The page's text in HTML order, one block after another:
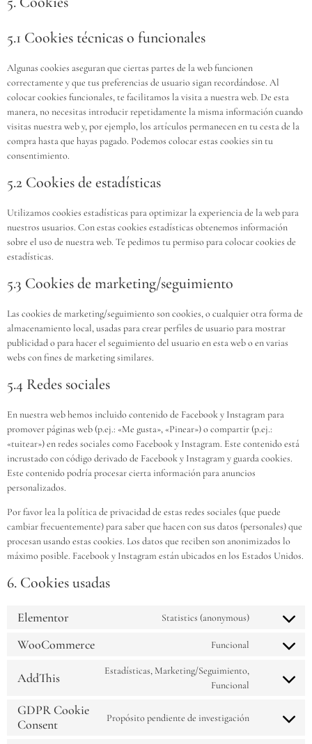
5.1 Cookies técnicas o funcionales
Algunas cookies aseguran que ciertas partes de la web funcionen
correctamente y que tus preferencias de usuario sigan recordándose. Al
colocar cookies funcionales, te facilitamos la visita a nuestra web. De esta
manera, no necesitas introducir repetidamente la misma información cuando
visitas nuestra web y, por ejemplo, los artículos permanecen en tu cesta de la
compra hasta que hayas pagado. Podemos colocar estas cookies sin tu
consentimiento.
5.2 Cookies de estadísticas
Utilizamos cookies estadísticas para optimizar la experiencia de la web para
nuestros usuarios. Con estas cookies estadísticas obtenemos información
sobre el uso de nuestra web. Te pedimos tu permiso para colocar cookies de
estadísticas.
5.3 Cookies de marketing/seguimiento
Las cookies de marketing/seguimiento son cookies, o cualquier otra forma de
almacenamiento local, usadas para crear perfiles de usuario para mostrar
publicidad o para hacer el seguimiento del usuario en esta web o en varias
webs con fines de marketing similares.
5.4 Redes sociales
En nuestra web hemos incluido contenido de Facebook y Instagram para
promover páginas web (p.ej.: «Me gusta», «Pinear») o compartir (p.ej.:
«tuitear») en redes sociales como Facebook y Instagram. Este contenido está
incrustado con código derivado de Facebook y Instagram y guarda cookies.
Este contenido podría procesar cierta información para anuncios
personalizados.
Por favor lea la política de privacidad de estas redes sociales (que puede
cambiar frecuentemente) para saber que hacen con sus datos (personales) que
procesan usando estas cookies. Los datos que reciben son anonimizados lo
máximo posible. Facebook y Instagram están ubicados en los Estados Unidos.
6. Cookies usadas
Elementor Statistics (anonymous)
WooCommerce Funcional
AddThis
Estadísticas, Marketing/Seguimiento,
Funcional
GDPR Cookie
Consent
Propósito pendiente de investigación